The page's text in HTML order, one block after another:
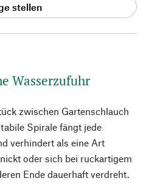
Wasserzufuhr
zwischen Gartenschlauch
Spirale fängt jede
verhindert als eine Art
oder sich bei ruckartigem
Ende dauerhaft verdreht.
stellen